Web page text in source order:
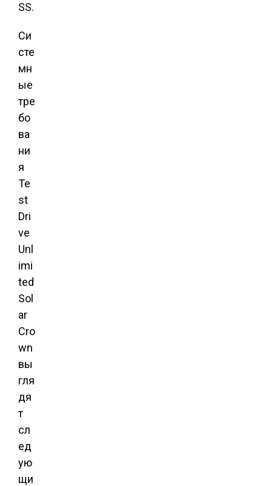
SS.
Си
сте
мн
ые
тре
бо
ва
ни
я
Te
st
Dri
ve
Unl
imi
ted
Sol
ar
Cro
wn
вы
гля
дя
т
сл
ед
ую
щи